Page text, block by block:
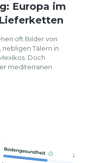
Europa im
oft Bilder von
Tälern in
Doch
mediterranen